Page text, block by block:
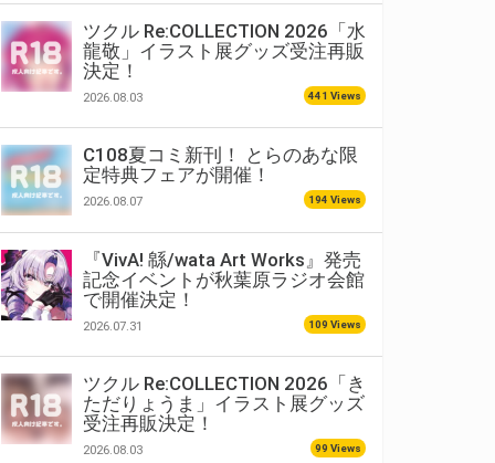
ツクル Re:COLLECTION 2026「水
龍敬」イラスト展グッズ受注再販
決定！
2026.08.03 441 Views
C108夏コミ新刊！ とらのあな限
定特典フェアが開催！
2026.08.07 194 Views
『VivA! 緜/wata Art Works』発売
記念イベントが秋葉原ラジオ会館
で開催決定！
2026.07.31 109 Views
ツクル Re:COLLECTION 2026「き
ただりょうま」イラスト展グッズ
受注再販決定！
2026.08.03 99 Views